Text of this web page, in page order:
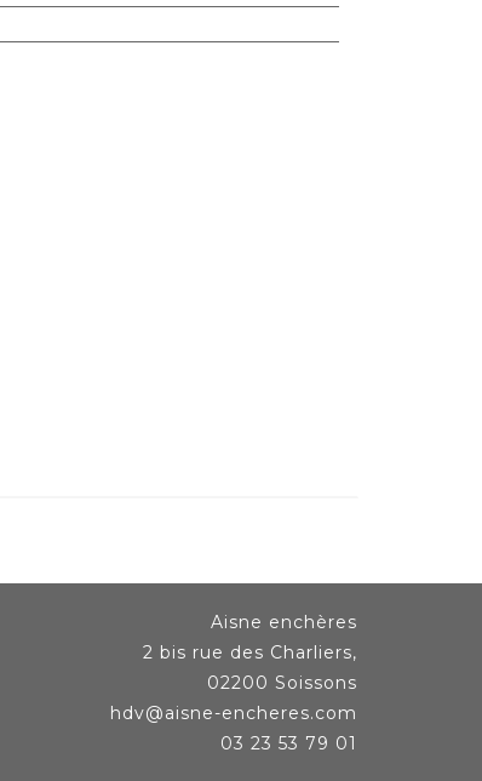
Aisne enchères
2 bis rue des Charliers,
02200 Soissons
hdv@aisne-encheres.com
03 23 53 79 01